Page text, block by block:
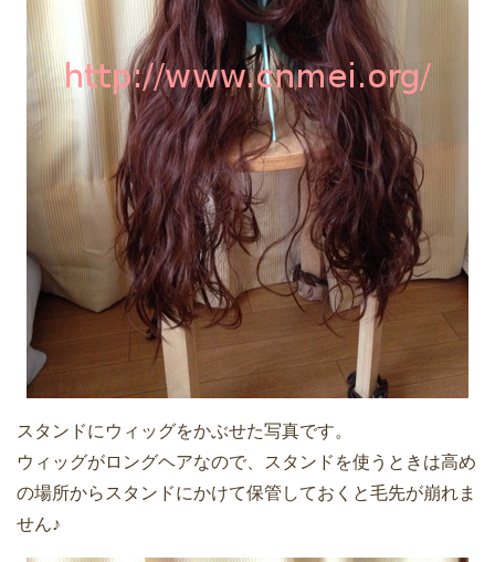
スタンドにウィッグをかぶせた写真です。
ウィッグがロングヘアなので、スタンドを使うときは高め
の場所からスタンドにかけて保管しておくと毛先が崩れま
せん♪